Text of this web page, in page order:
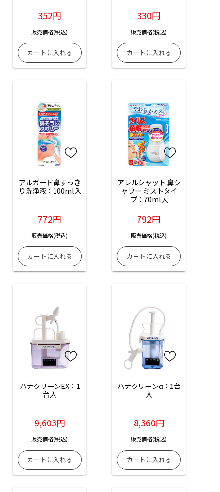
352円
販売価格(税込)
330円
販売価格(税込)
アルガード鼻すっき
り洗浄液：100ml入
772円
販売価格(税込)
アレルシャット 鼻シ
ャワー ミストタイ
プ：70ml入
792円
販売価格(税込)
ハナクリーンEX：1
台入
9,603円
販売価格(税込)
ハナクリーンα：1台
入
8,360円
販売価格(税込)